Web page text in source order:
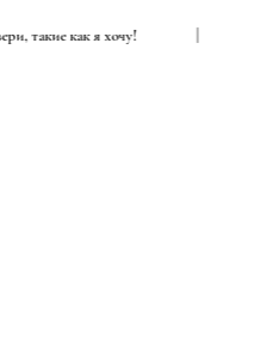
Двери, такие как я хочу!